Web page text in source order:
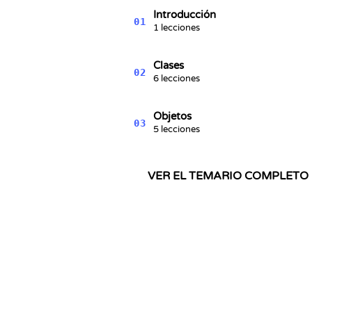
01
Introducción
1 lecciones
02
Clases
6 lecciones
03
Objetos
5 lecciones
VER EL TEMARIO COMPLETO